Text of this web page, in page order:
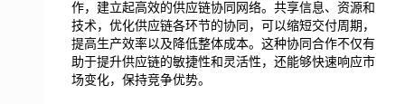
作，建立起高效的供应链协同网络。共享信息、资源和
技术，优化供应链各环节的协同，可以缩短交付周期，
提高生产效率以及降低整体成本。这种协同合作不仅有
助于提升供应链的敏捷性和灵活性，还能够快速响应市
场变化，保持竞争优势。